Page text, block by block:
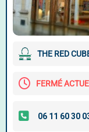
THE RED
FERMÉ